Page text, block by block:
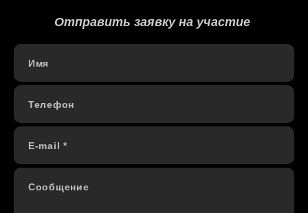
Отправить заявку на участие
Имя
Телефон
E-mail *
Сообщение